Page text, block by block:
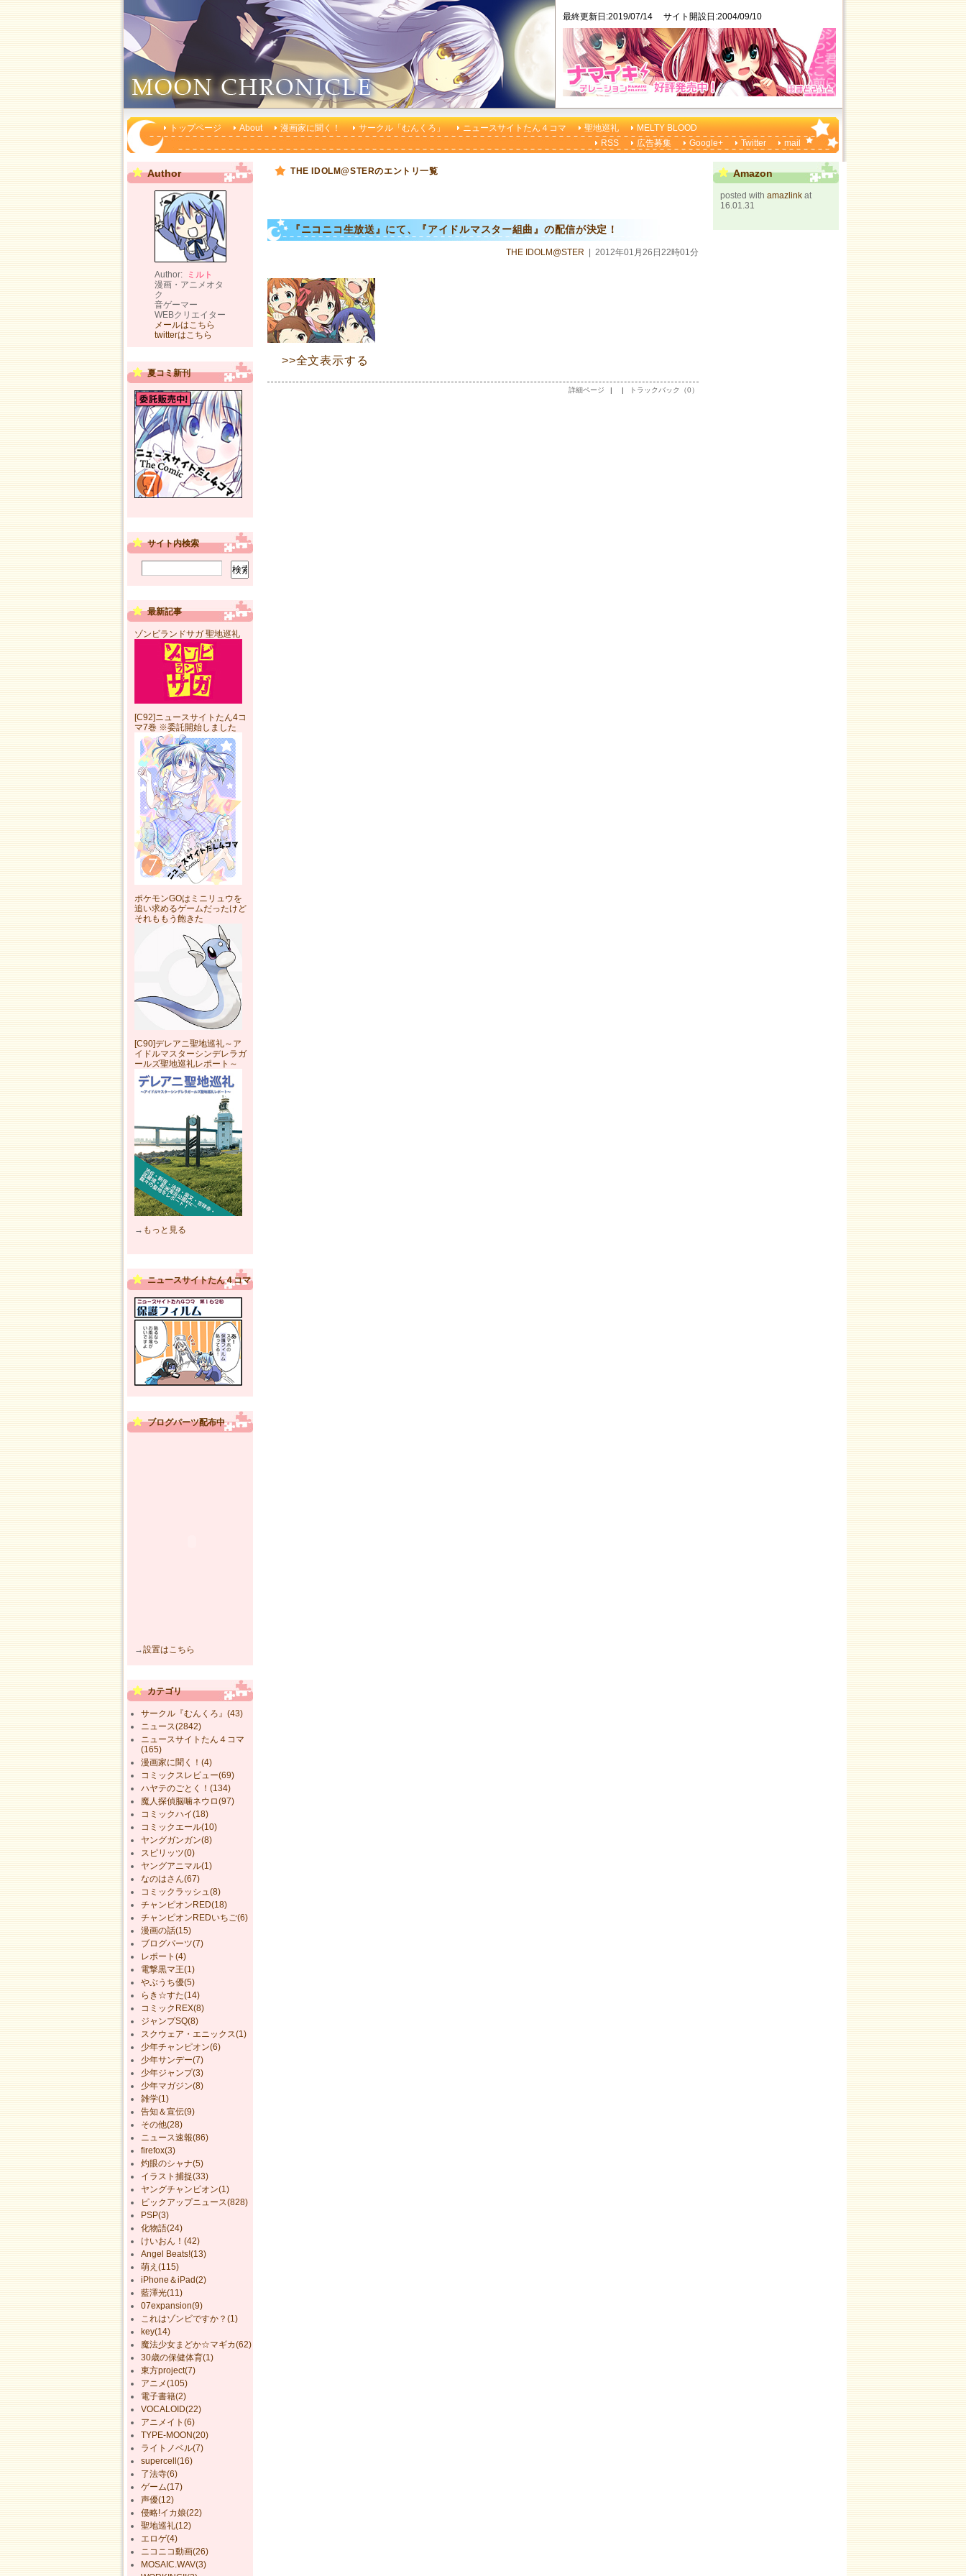
最終更新日:2019/07/14 サイト開設日:2004/09/10
トップページ About 漫画家に聞く！ サークル「むんくろ」 ニュースサイトたん４コマ 聖地巡礼
MELTY BLOOD
mail
Twitter
Google+
広告募集
RSS
THE IDOLM@STERのエントリ一覧
『ニコニコ生放送』にて、『アイドルマスター組曲』の配信が決定！
THE IDOLM@STER 2012年01月26日22時01分
>>全文表示する
詳細ページ | | トラックバック（0）
Amazon
posted with amazlink at
16.01.31
Author
Author:
ミルト
漫画・アニメオタ
ク
音ゲーマー
WEBクリエイター
メールはこちら
twitterはこちら
夏コミ新刊
サイト内検索
最新記事
ゾンビランドサガ 聖地巡礼
[C92]ニュースサイトたん4コ
マ7巻 ※委託開始しました
ポケモンGOはミニリュウを
追い求めるゲームだったけど
それももう飽きた
[C90]デレアニ聖地巡礼～ア
イドルマスターシンデレラガ
ールズ聖地巡礼レポート～
→ もっと見る
ニュースサイトたん４コマ
ブログパーツ配布中
→設置はこちら
カテゴリ
サークル『むんくろ』(43)
ニュース(2842)
ニュースサイトたん４コマ
(165)
漫画家に聞く！(4)
コミックスレビュー(69)
ハヤテのごとく！(134)
魔人探偵脳噛ネウロ(97)
コミックハイ(18)
コミックエール(10)
ヤングガンガン(8)
スピリッツ(0)
ヤングアニマル(1)
なのはさん(67)
コミックラッシュ(8)
チャンピオンRED(18)
チャンピオンREDいちご(6)
漫画の話(15)
ブログパーツ(7)
レポート(4)
電撃黒マ王(1)
やぶうち優(5)
らき☆すた(14)
コミックREX(8)
ジャンプSQ(8)
スクウェア・エニックス(1)
少年チャンピオン(6)
少年サンデー(7)
少年ジャンプ(3)
少年マガジン(8)
雑学(1)
告知＆宣伝(9)
その他(28)
ニュース速報(86)
firefox(3)
灼眼のシャナ(5)
イラスト捕捉(33)
ヤングチャンピオン(1)
ピックアップニュース(828)
PSP(3)
化物語(24)
けいおん！(42)
Angel Beats!(13)
萌え(115)
iPhone＆iPad(2)
藍澤光(11)
07expansion(9)
これはゾンビですか？(1)
key(14)
魔法少女まどか☆マギカ(62)
30歳の保健体育(1)
東方project(7)
アニメ(105)
電子書籍(2)
VOCALOID(22)
アニメイト(6)
TYPE-MOON(20)
ライトノベル(7)
supercell(16)
了法寺(6)
ゲーム(17)
声優(12)
侵略!イカ娘(22)
聖地巡礼(12)
エロゲ(4)
ニコニコ動画(26)
MOSAIC.WAV(3)